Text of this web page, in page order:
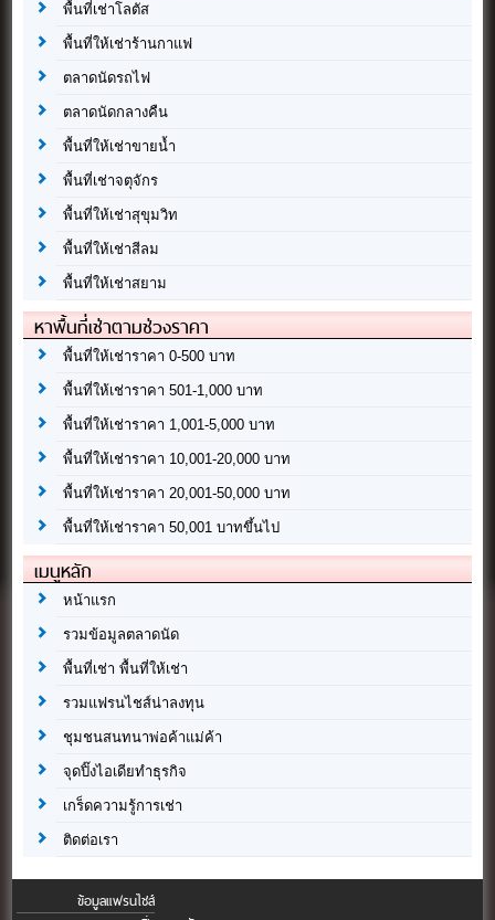
พื้นที่เช่าโลตัส
พื้นที่ให้เช่าร้านกาแฟ
ตลาดนัดรถไฟ
ตลาดนัดกลางคืน
พื้นที่ให้เช่าขายน้ำ
พื้นที่เช่าจตุจักร
พื้นที่ให้เช่าสุขุมวิท
พื้นที่ให้เช่าสีลม
พื้นที่ให้เช่าสยาม
หาพื้นที่เช่าตามช่วงราคา
พื้นที่ให้เช่าราคา 0-500 บาท
พื้นที่ให้เช่าราคา 501-1,000 บาท
พื้นที่ให้เช่าราคา 1,001-5,000 บาท
พื้นที่ให้เช่าราคา 10,001-20,000 บาท
พื้นที่ให้เช่าราคา 20,001-50,000 บาท
พื้นที่ให้เช่าราคา 50,001 บาทขึ้นไป
เมนูหลัก
หน้าแรก
รวมข้อมูลตลาดนัด
พื้นที่เช่า พื้นที่ให้เช่า
รวมแฟรนไชส์น่าลงทุน
ชุมชนสนทนาพ่อค้าแม่ค้า
จุดปิ๊งไอเดียทำธุรกิจ
เกร็ดความรู้การเช่า
ติดต่อเรา
ข้อมูลแฟรนไชส์